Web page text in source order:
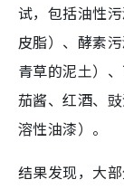
试，包括油性
皮脂）、酵素
青草的泥土）
茄酱、红酒、
溶性油漆）。
结果发现，大